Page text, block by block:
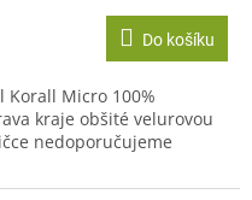
Do košíku
Korall Micro 100%
kraje obšité velurovou
nedoporučujeme